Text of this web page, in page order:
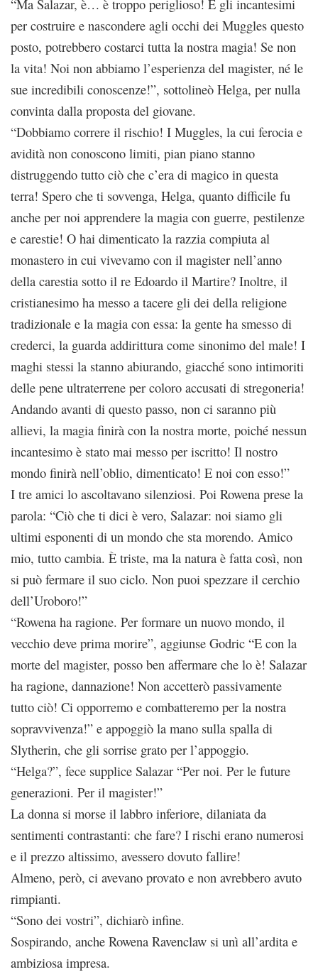
“Ma Salazar, è… è troppo periglioso! E gli incantesimi
per costruire e nascondere agli occhi dei Muggles questo
posto, potrebbero costarci tutta la nostra magia! Se non
la vita! Noi non abbiamo l’esperienza del magister, né le
sue incredibili conoscenze!”, sottolineò Helga, per nulla
convinta dalla proposta del giovane.
“Dobbiamo correre il rischio! I Muggles, la cui ferocia e
avidità non conoscono limiti, pian piano stanno
distruggendo tutto ciò che c’era di magico in questa
terra! Spero che ti sovvenga, Helga, quanto difficile fu
anche per noi apprendere la magia con guerre, pestilenze
e carestie! O hai dimenticato la razzia compiuta al
monastero in cui vivevamo con il magister nell’anno
della carestia sotto il re Edoardo il Martire? Inoltre, il
cristianesimo ha messo a tacere gli dei della religione
tradizionale e la magia con essa: la gente ha smesso di
crederci, la guarda addirittura come sinonimo del male! I
maghi stessi la stanno abiurando, giacché sono intimoriti
delle pene ultraterrene per coloro accusati di stregoneria!
Andando avanti di questo passo, non ci saranno più
allievi, la magia finirà con la nostra morte, poiché nessun
incantesimo è stato mai messo per iscritto! Il nostro
mondo finirà nell’oblio, dimenticato! E noi con esso!”
I tre amici lo ascoltavano silenziosi. Poi Rowena prese la
parola: “Ciò che ti dici è vero, Salazar: noi siamo gli
ultimi esponenti di un mondo che sta morendo. Amico
mio, tutto cambia. È triste, ma la natura è fatta così, non
si può fermare il suo ciclo. Non puoi spezzare il cerchio
dell’Uroboro!”
“Rowena ha ragione. Per formare un nuovo mondo, il
vecchio deve prima morire”, aggiunse Godric “E con la
morte del magister, posso ben affermare che lo è! Salazar
ha ragione, dannazione! Non accetterò passivamente
tutto ciò! Ci opporremo e combatteremo per la nostra
sopravvivenza!” e appoggiò la mano sulla spalla di
Slytherin, che gli sorrise grato per l’appoggio.
“Helga?”, fece supplice Salazar “Per noi. Per le future
generazioni. Per il magister!”
La donna si morse il labbro inferiore, dilaniata da
sentimenti contrastanti: che fare? I rischi erano numerosi
e il prezzo altissimo, avessero dovuto fallire!
Almeno, però, ci avevano provato e non avrebbero avuto
rimpianti.
“Sono dei vostri”, dichiarò infine.
Sospirando, anche Rowena Ravenclaw si unì all’ardita e
ambiziosa impresa.